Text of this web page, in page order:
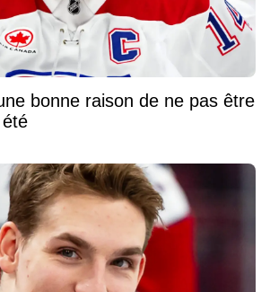
bonne raison de ne pas être